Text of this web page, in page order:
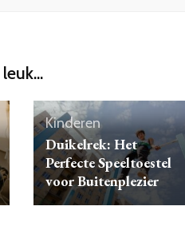
Kinderen
Duikelrek: Het
Perfecte Speeltoestel
voor Buitenplezier